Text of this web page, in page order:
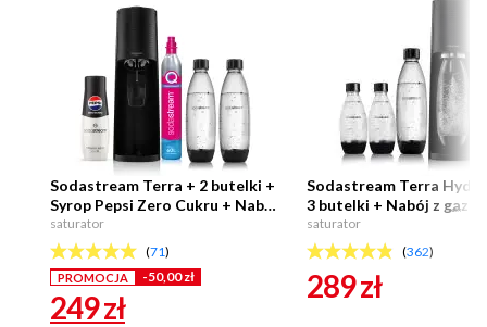
Sodastream Terra + 2 butelki +
Syrop Pepsi Zero Cukru + Nabój
z gazem CO2
saturator
(71)
PROMOCJA -50,00 zł
249zł
Sodastream Terra
3 butelki + Nabój z
saturator
(362)
289zł
NEXT